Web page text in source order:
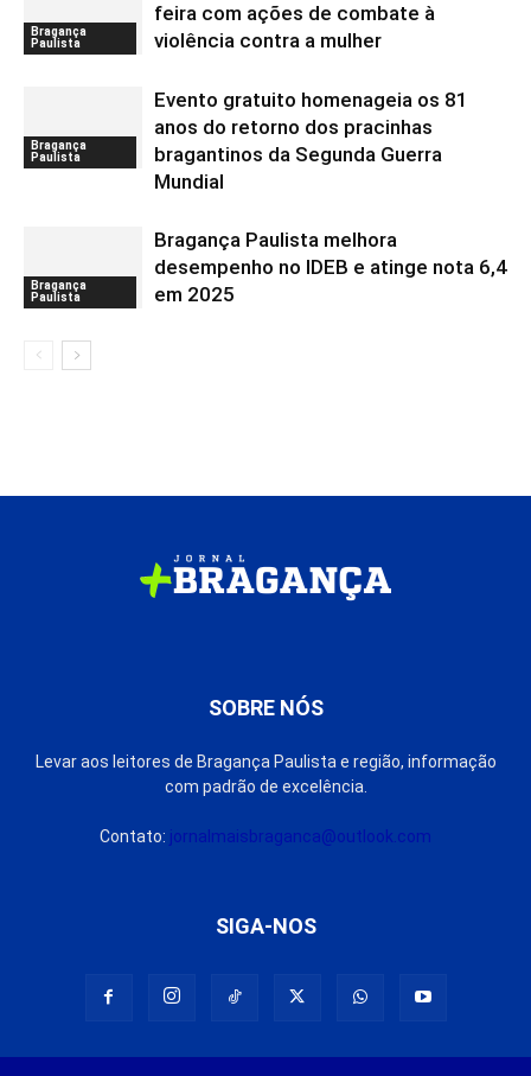
Bragança
Paulista
feira com ações de combate à
violência contra a mulher
Bragança
Paulista
Evento gratuito homenageia os 81
anos do retorno dos pracinhas
bragantinos da Segunda Guerra
Mundial
Bragança
Paulista
Bragança Paulista melhora
desempenho no IDEB e atinge nota 6,4
em 2025
SOBRE NÓS
Levar aos leitores de Bragança Paulista e região, informação
com padrão de excelência.
Contato: jornalmaisbraganca@outlook.com
SIGA-NOS